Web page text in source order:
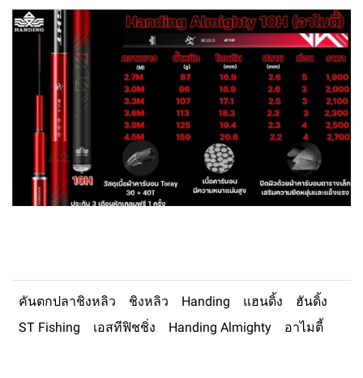
คันตกปลาชิงหลิว ชิงหลิว Handing แฮนดิ้ง
ฮันดิ้ง
ST Fishing
เอสทีฟิชชิ่ง Handing Almighty อาไมตี้